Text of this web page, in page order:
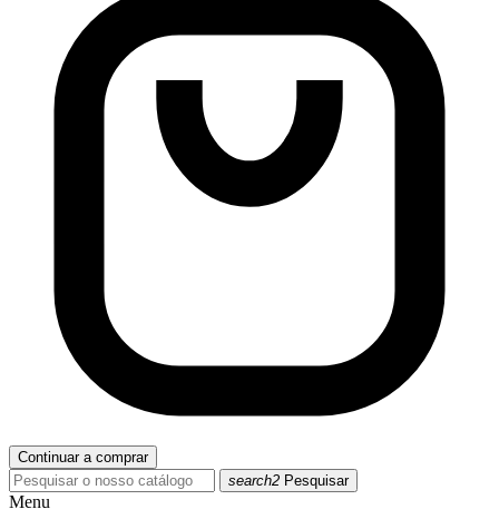
Continuar a comprar
search2 Pesquisar
Menu